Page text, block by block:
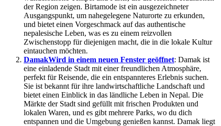
der Region zeigen. Birtamode ist ein ausgezeichneter
Ausgangspunkt, um nahegelegene Naturorte zu erkunden,
und bietet einen Vorgeschmack auf das authentische
nepalesische Leben, was es zu einem reizvollen
Zwischenstopp für diejenigen macht, die in die lokale Kultur
eintauchen möchten.
DamakWird in einem neuen Fenster geöffnet: Damak ist
eine einladende Stadt mit einer freundlichen Atmosphäre,
perfekt für Reisende, die ein entspannteres Erlebnis suchen.
Sie ist bekannt für ihre landwirtschaftliche Landschaft und
bietet einen Einblick in das ländliche Leben in Nepal. Die
Märkte der Stadt sind gefüllt mit frischen Produkten und
lokalen Waren, und es gibt mehrere Parks, wo du dich
entspannen und die Umgebung genießen kannst. Damak liegt